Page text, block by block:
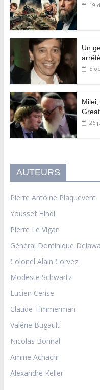
19
Un
5
26
AUTEURS
Pierre Antoine Plaquevent
Youssef Hindi
Pierre Le Vigan
Général Dominique
Colonel Alain Corvez
Modeste Schwartz
Lucien Cerise
Claude Timmerman
Valérie Bugault
Nicolas Bonnal
Amine Achachi
Alexandre Keller